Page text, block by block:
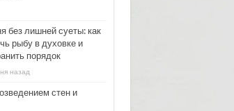
без лишней суеты: как
рыбу в духовке и
порядок
назад
стен и